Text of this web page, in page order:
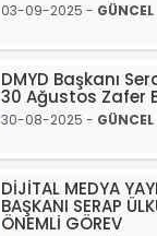
03-09-2025 - GÜNCEL
DMYD Başkanı
30 Ağustos Zafer
30-08-2025 - GÜNCEL
DİJİTAL MEDYA
BAŞKANI SERAP
ÖNEMLİ GÖREV